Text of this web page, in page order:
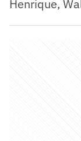
Henrique,